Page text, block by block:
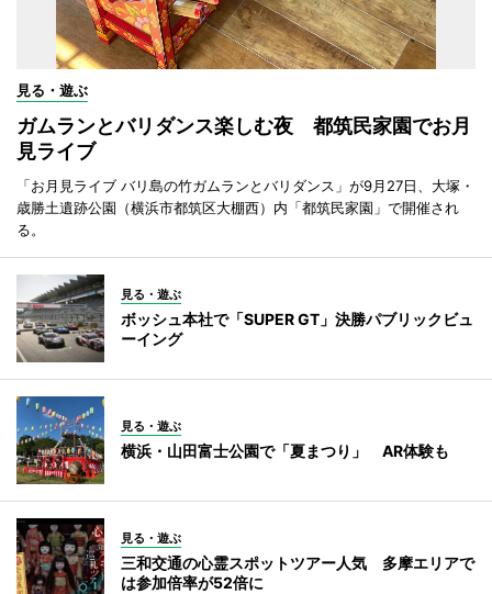
見る・遊ぶ
ガムランとバリダンス楽しむ夜 都筑民家園でお月
見ライブ
「お月見ライブ バリ島の竹ガムランとバリダンス」が9月27日、大塚・
歳勝土遺跡公園（横浜市都筑区大棚西）内「都筑民家園」で開催され
る。
見る・遊ぶ
ボッシュ本社で「SUPER GT」決勝パブリックビュ
ーイング
見る・遊ぶ
横浜・山田富士公園で「夏まつり」 AR体験も
見る・遊ぶ
三和交通の心霊スポットツアー人気 多摩エリアで
は参加倍率が52倍に